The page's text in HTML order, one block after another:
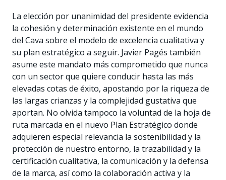
La elección por unanimidad del presidente evidencia
la cohesión y determinación existente en el mundo
del Cava sobre el modelo de excelencia cualitativa y
su plan estratégico a seguir. Javier Pagés también
asume este mandato más comprometido que nunca
con un sector que quiere conducir hasta las más
elevadas cotas de éxito, apostando por la riqueza de
las largas crianzas y la complejidad gustativa que
aportan. No olvida tampoco la voluntad de la hoja de
ruta marcada en el nuevo Plan Estratégico donde
adquieren especial relevancia la sostenibilidad y la
protección de nuestro entorno, la trazabilidad y la
certificación cualitativa, la comunicación y la defensa
de la marca, así como la colaboración activa y la